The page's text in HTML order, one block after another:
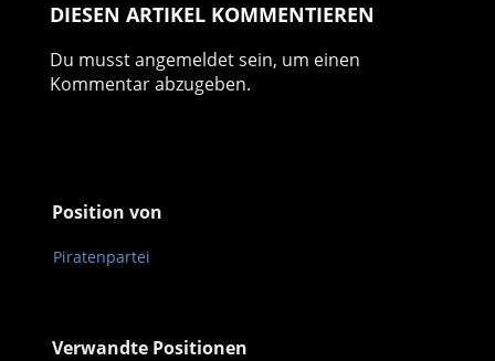
DIESEN ARTIKEL KOMMENTIEREN
Du musstangemeldetsein, um einen
Kommentar abzugeben.
Position von
Piratenpartei
Verwandte Positionen